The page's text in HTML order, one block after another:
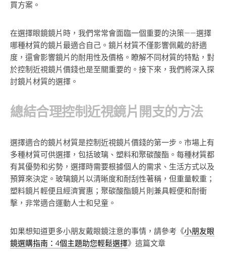
買方案。
在選擇眼鏡鏡片時，我們常常會面臨一個重要的決策——選擇
哪種材質的鏡片最適合自己。鏡片材質不僅影響佩戴的舒適
度，還會影響鏡片的耐用性及價格。瞭解不同材質的特點，對
於控制近視鏡片價錢也是至關重要的。接下來，我們將深入探
討鏡片材質的選擇。
總結合理控制近視鏡片開支的方法
選擇適合的鏡片材質是控制近視鏡片價錢的第一步。市場上有
多種材質可供選擇，包括玻璃、塑料和聚碳酸酯。每種材質都
有其優勢和劣勢，選擇時需要根據個人的需求、生活方式以及
預算來決定。玻璃鏡片以清晰度和耐刮性著稱，但重量較重；
塑料鏡片輕便且經濟實惠；聚碳酸酯鏡片則兼具輕便和耐衝
擊，非常適合運動人士和兒童。
如果想知道更多小朋友戴眼鏡注意的事情，請參考《小朋友眼
鏡選購指南：4個主題助您輕鬆選擇》這篇文章